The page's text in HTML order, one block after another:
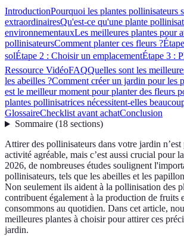
IntroductionPourquoi les plantes pollinisateurs
extraordinairesQu'est-ce qu'une plante
environnementauxLes meilleures plantes pour
pollinisateursComment planter ces fleurs ?
solÉtape 2 : Choisir un emplacementÉtape 3 :
Ressource VidéoFAQQuelles sont les
les abeilles ?Comment créer un jardin pour les
est le meilleur moment pour planter des fleurs
plantes pollinisatrices nécessitent-elles
GlossaireChecklist avant achatConclusion
Sommaire(18 sections)
Attirer des pollinisateurs dans votre jardin n’est
activité agréable, mais c’est aussi crucial pour
2026, de nombreuses études soulignent
pollinisateurs, tels que les abeilles et les
Non seulement ils aident à la pollinisation des
contribuent également à la production de fruits
consommons au quotidien. Dans cet article,
meilleures plantes à choisir pour attirer ces
jardin.